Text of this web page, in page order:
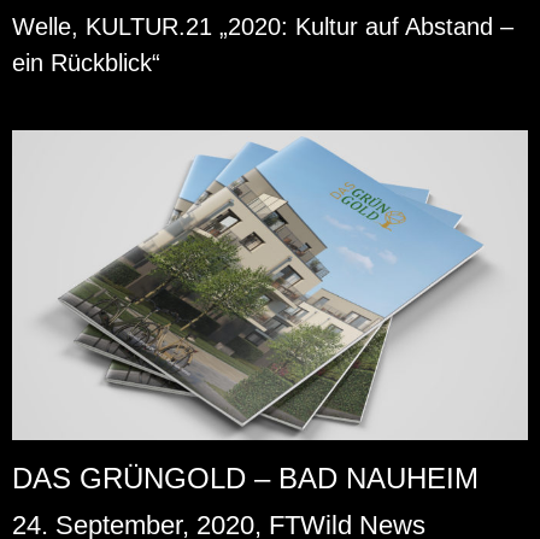
Welle, KUL­TUR.21 „2020: Kul­tur auf Ab­stand –
ein Rück­blick“
DAS GRÜNGOLD – BAD NAUHEIM
24. September, 2020, FTWild News